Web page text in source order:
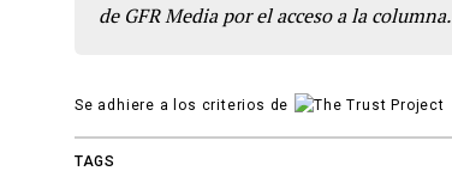
de GFR Media por el acceso a la columna.
Se adhiere a los criterios de
TAGS